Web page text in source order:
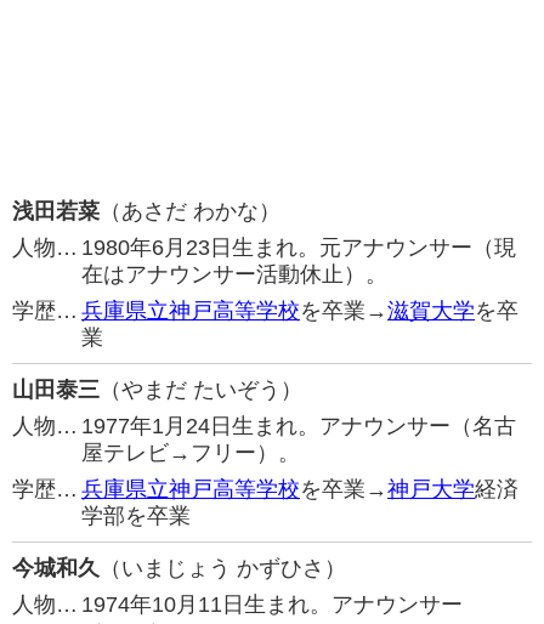
浅田若菜 （あさだ わかな）
人物… 1980年6月23日生まれ。元アナウンサー（現
在はアナウンサー活動休止）。
学歴… 兵庫県立神戸高等学校を卒業→滋賀大学を卒
業
山田泰三 （やまだ たいぞう）
人物… 1977年1月24日生まれ。アナウンサー（名古
屋テレビ→フリー）。
学歴… 兵庫県立神戸高等学校を卒業→神戸大学経済
学部を卒業
今城和久 （いまじょう かずひさ）
人物… 1974年10月11日生まれ。アナウンサー